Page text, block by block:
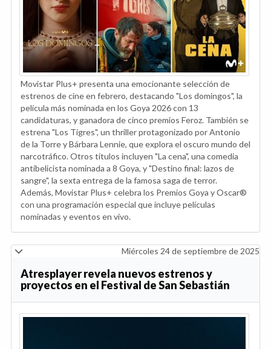
Movistar Plus+ presenta una emocionante selección de
estrenos de cine en febrero, destacando "Los domingos", la
película más nominada en los Goya 2026 con 13
candidaturas, y ganadora de cinco premios Feroz. También se
estrena "Los Tigres", un thriller protagonizado por Antonio
de la Torre y Bárbara Lennie, que explora el oscuro mundo del
narcotráfico. Otros títulos incluyen "La cena", una comedia
antibelicista nominada a 8 Goya, y "Destino final: lazos de
sangre", la sexta entrega de la famosa saga de terror.
Además, Movistar Plus+ celebra los Premios Goya y Oscar®
con una programación especial que incluye películas
nominadas y eventos en vivo.
Miércoles 24 de septiembre de 2025
Atresplayer revela nuevos estrenos y
proyectos en el Festival de San Sebastián